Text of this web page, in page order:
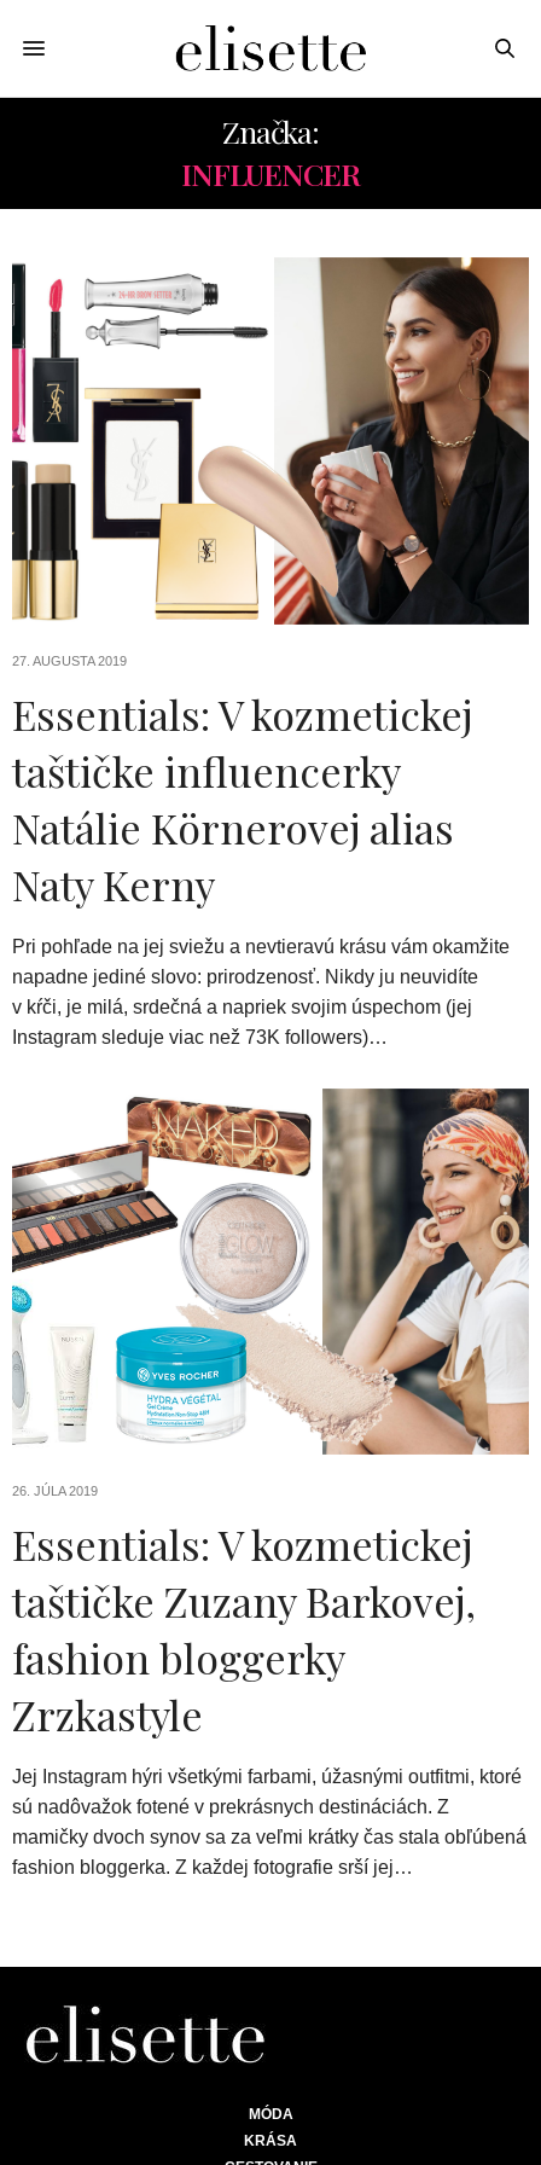
Značka:
INFLUENCER
27. AUGUSTA 2019
Essentials: V kozmetickej
taštičke influencerky
Natálie Körnerovej alias
Naty Kerny
Pri pohľade na jej sviežu a nevtieravú krásu vám okamžite
napadne jediné slovo: prirodzenosť. Nikdy ju neuvidíte
v kŕči, je milá, srdečná a napriek svojim úspechom (jej
Instagram sleduje viac než 73K followers)…
26. JÚLA 2019
Essentials: V kozmetickej
taštičke Zuzany Barkovej,
fashion bloggerky
Zrzkastyle
Jej Instagram hýri všetkými farbami, úžasnými outfitmi, ktoré
sú nadôvažok fotené v prekrásnych destináciách. Z
mamičky dvoch synov sa za veľmi krátky čas stala obľúbená
fashion bloggerka. Z každej fotografie srší jej…
MÓDA
KRÁSA